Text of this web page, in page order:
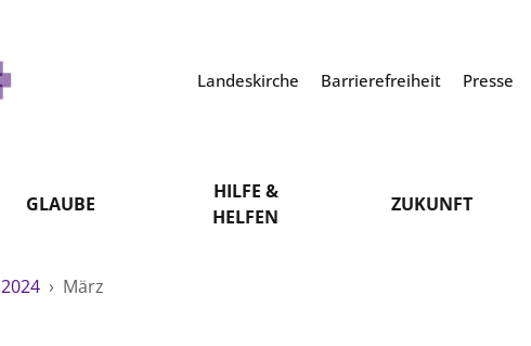
Landeskirche Barrierefreiheit Presse
GLAUBE
HILFE &
HELFEN
ZUKUNFT
2024 › März